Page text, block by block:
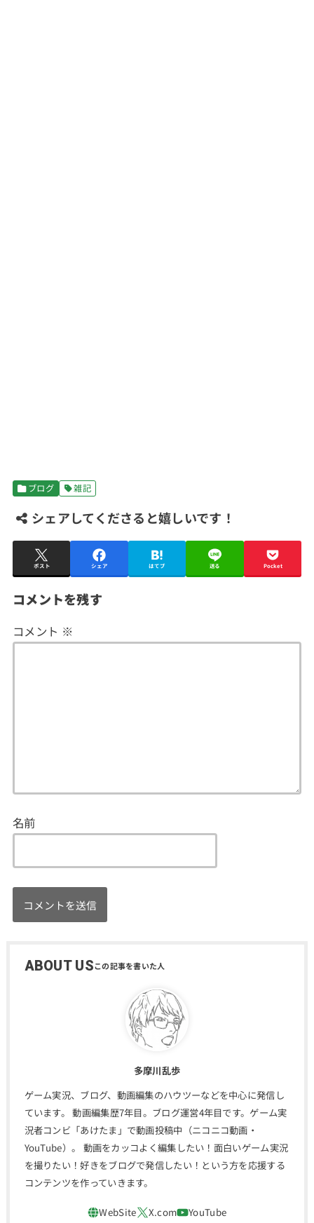
ブログ 雑記
シェアしてくださると嬉しいです！
ポスト シェア はてブ 送る Pocket
コメントを残す
コメント ※
名前
ABOUT US
多摩川乱歩
ゲーム実況、ブログ、動画編集のハウツーなどを中心に発信し
ています。 動画編集歴7年目。ブログ運営4年目です。ゲーム実
況者コンビ「あけたま」で動画投稿中（ニコニコ動画・
YouTube）。 動画をカッコよく編集したい！面白いゲーム実況
を撮りたい！好きをブログで発信したい！という方を応援する
コンテンツを作っていきます。